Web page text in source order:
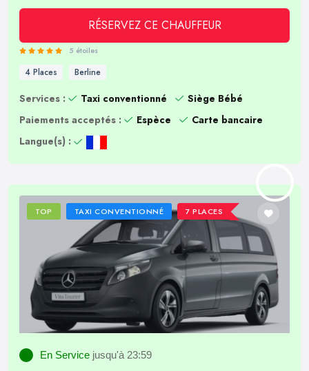
RÉSERVEZ CE CHAUFFEUR
5 étoiles
4 Places Berline
Services : Taxi conventionné
Siège Bébé
Paiements acceptés :
Espèce
Carte bancaire
Langue(s) :
TOP TAXI CONVENTIONNÉ 7 PLACES
En Service jusqu'à 23:59